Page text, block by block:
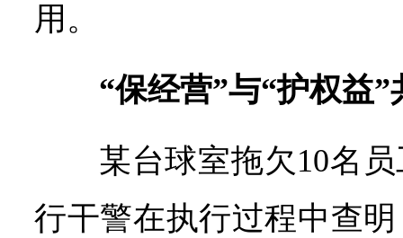
用。
“保经营”与“护权益”
某台球室拖欠10名
行干警在执行过程中查